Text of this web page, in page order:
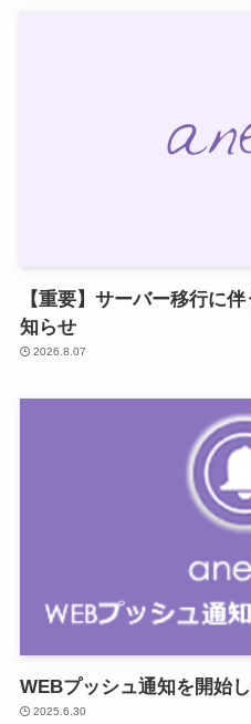
【重要】サーバー移行に
知らせ
2026.8.07
WEBプッシュ通知を開始し
2025.6.30